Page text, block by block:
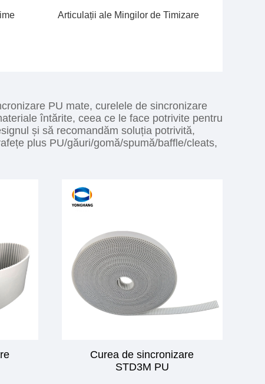
Articulații ale Mingilor de Timizare
PU mate, curelele de sincronizare
întărite, ceea ce le face potrivite pentru
și să recomandăm soluția potrivită,
plus PU/găuri/gomă/spumă/baffle/cleats,
Curea de sincronizare
STD3M PU